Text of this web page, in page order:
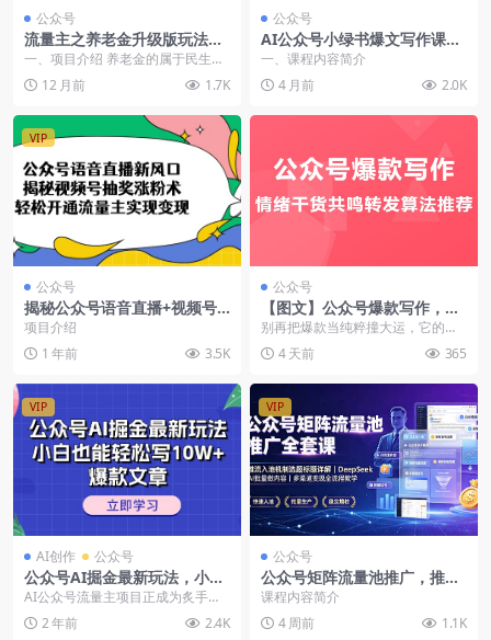
公众号
流量主之养老金升级版玩法，
爆一篇收益1000+
一、项目介绍 养老金的属于民生领
域，它的客单价是非常高的，万字
阅读可能就是100...
12 月前 1.7K
公众号
AI公众号小绿书爆文写作课：
OpenClaw小龙虾云端部署
松获取流量主收益（飞书文档
一、课程内容简介
4 月前
2.0K
VIP
公众号
揭秘公众号语音直播+视频号
抽奖，快速涨粉新风口，轻松
开通流量主实现变现【飞书文
档教程】
项目介绍
1 年前
3.5K
公众号
【图文】公众号爆款写作，情
绪干货共鸣转发算法推荐
别再把爆款当纯粹撞大运，它的本
质是帮算法一路闯关，进入越来越
大的推荐流量池系统推...
4 天前 365
VIP
AI创作 公众号
公众号AI掘金最新玩法，小白
也能轻松写10W+爆款文章
AI公众号流量主项目正成为炙手可
热的新风口，而许多人都尚未意识
到公众号已经跻身公...
2 年前 2.4K
VIP
公众号
公众号矩阵流量池推广，推流
机制流量入口入池标准矩阵账
号打标签
课程内容简介
4 周前
1.1K